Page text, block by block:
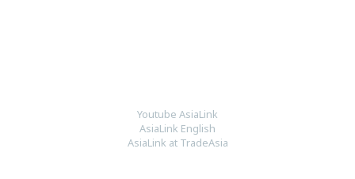
Youtube AsiaLink
AsiaLink English
AsiaLink at TradeAsia